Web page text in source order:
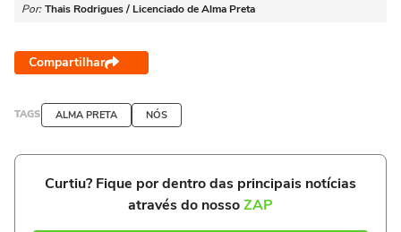
Por: Thais Rodrigues / Licenciado de Alma Preta
Compartilhar
TAGS ALMA PRETA NÓS
Curtiu? Fique por dentro das principais notícias
através do nossoZAP